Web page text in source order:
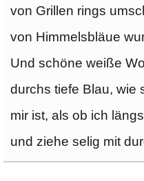
von Grillen rings
von Himmelsbläue
Und schöne weiße
durchs tiefe Blau, wie
mir ist, als ob ich
und ziehe selig mit